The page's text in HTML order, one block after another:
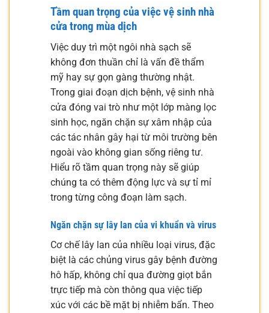
Tầm quan trọng của việc vệ sinh nhà
cửa trong mùa dịch
Việc duy trì một ngôi nhà sạch sẽ
không đơn thuần chỉ là vấn đề thẩm
mỹ hay sự gọn gàng thường nhật.
Trong giai đoạn dịch bệnh, vệ sinh nhà
cửa đóng vai trò như một lớp màng lọc
sinh học, ngăn chặn sự xâm nhập của
các tác nhân gây hại từ môi trường bên
ngoài vào không gian sống riêng tư.
Hiểu rõ tầm quan trọng này sẽ giúp
chúng ta có thêm động lực và sự tỉ mỉ
trong từng công đoạn làm sạch.
Ngăn chặn sự lây lan của vi khuẩn và virus
Cơ chế lây lan của nhiều loại virus, đặc
biệt là các chủng virus gây bệnh đường
hô hấp, không chỉ qua đường giọt bắn
trực tiếp mà còn thông qua việc tiếp
xúc với các bề mặt bị nhiễm bẩn. Theo